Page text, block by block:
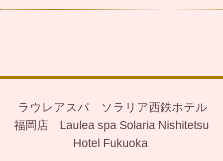
ラウレアスパ ソラリア西鉄ホテル
福岡店 Laulea spa Solaria Nishitetsu
Hotel Fukuoka